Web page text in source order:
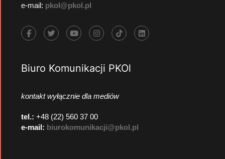
e-mail: pkol@pkol.pl
Biuro Komunikacji PKOl
kontakt wyłącznie dla mediów
tel.: +48 (22) 560 37 00
e-mail: biurokomunikacji@pkol.pl